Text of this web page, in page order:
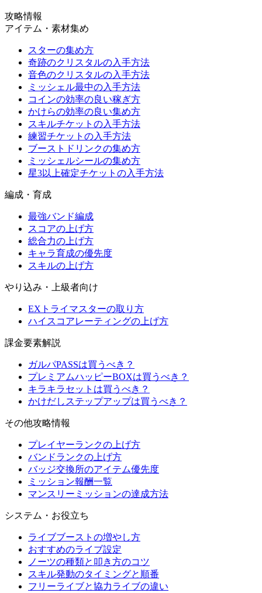
攻略情報
アイテム・素材集め
スターの集め方
奇跡のクリスタルの入手方法
音色のクリスタルの入手方法
ミッシェル最中の入手方法
コインの効率の良い稼ぎ方
かけらの効率の良い集め方
スキルチケットの入手方法
練習チケットの入手方法
ブーストドリンクの集め方
ミッシェルシールの集め方
星3以上確定チケットの入手方法
編成・育成
最強バンド編成
スコアの上げ方
総合力の上げ方
キャラ育成の優先度
スキルの上げ方
やり込み・上級者向け
EXトライマスターの取り方
ハイスコアレーティングの上げ方
課金要素解説
ガルパPASSは買うべき？
プレミアムハッピーBOXは買うべき？
キラキラセットは買うべき？
かけだしステップアップは買うべき？
その他攻略情報
プレイヤーランクの上げ方
バンドランクの上げ方
バッジ交換所のアイテム優先度
ミッション報酬一覧
マンスリーミッションの達成方法
システム・お役立ち
ライブブーストの増やし方
おすすめのライブ設定
ノーツの種類と叩き方のコツ
スキル発動のタイミングと順番
フリーライブと協力ライブの違い